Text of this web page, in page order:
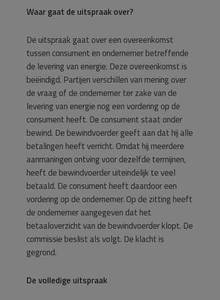
Waar gaat de uitspraak over?
De uitspraak gaat over een overeenkomst
tussen consument en ondernemer betreffende
de levering van energie. Deze overeenkomst is
beëindigd. Partijen verschillen van mening over
de vraag of de ondernemer ter zake van de
levering van energie nog een vordering op de
consument heeft. De consument staat onder
bewind. De bewindvoerder geeft aan dat hij alle
betalingen heeft verricht. Omdat hij meerdere
aanmaningen ontving voor dezelfde termijnen,
heeft de bewindvoerder uiteindelijk te veel
betaald. De consument heeft daardoor een
vordering op de ondernemer. Op de zitting heeft
de ondernemer aangegeven dat het
betaaloverzicht van de bewindvoerder klopt. De
commissie beslist als volgt. De klacht is
gegrond.
De volledige uitspraak